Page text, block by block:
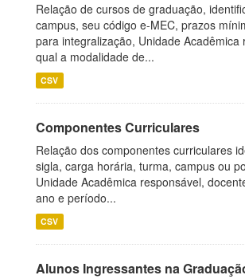
Relação de cursos de graduação,
campus, seu código e-MEC, prazos
para integralização, Unidade Acadêmica
qual a modalidade de...
CSV
Componentes Curriculares
Relação dos componentes curriculares
sigla, carga horária, turma, campus ou
Unidade Acadêmica responsável,
ano e período...
CSV
Alunos Ingressantes na